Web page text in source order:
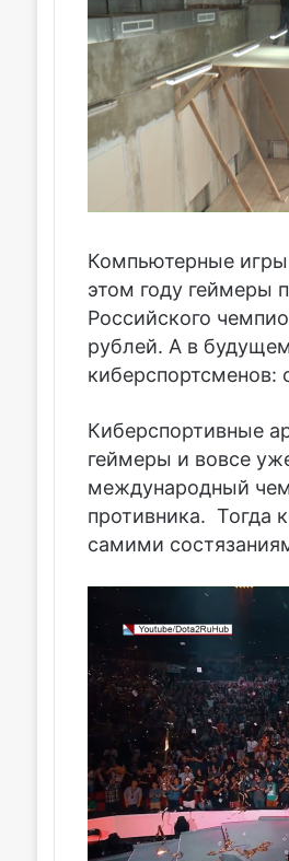
Компьютерные
этом году геймеры
Российского
рублей. А в
киберспортсменов:
Киберспортивные
геймеры и вовсе
международный
противника. Тогда
самими